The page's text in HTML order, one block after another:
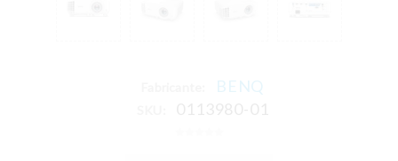
BENQ